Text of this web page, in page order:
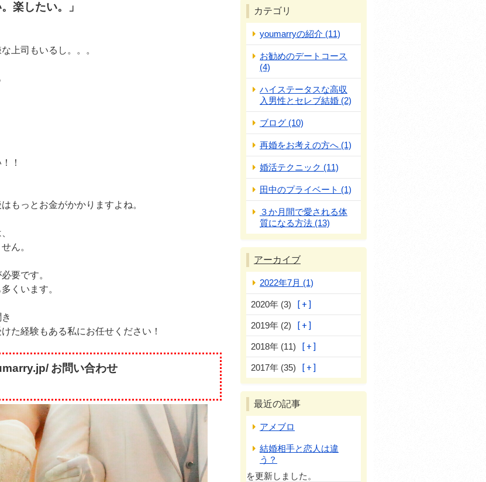
楽したい。」
上司もいるし。。。
！
もっとお金がかかりますよね。
ん。
要です。
くいます。
た経験もある私にお任せください！
お問い合わせ
カテゴリ
youmarryの紹介 (11)
お勧めのデートコース
(4)
ハイステータスな高収
入男性とセレブ結婚 (2)
ブログ (10)
再婚をお考えの方へ (1)
婚活テクニック (11)
田中のプライベート (1)
３か月間で愛される体
質になる方法 (13)
アーカイブ
2022年7月 (1)
2020年 (3)
2019年 (2)
2018年 (11)
2017年 (35)
最近の記事
アメブロ
結婚相手と恋人は違
う？
を更新しました。